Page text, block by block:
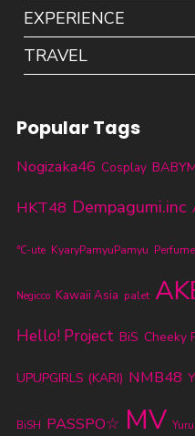
EXPERIENCE
TRAVEL
Popular Tags
Nogizaka46 Cosplay
HKT48 Dempagumi.inc
℃-ute KyaryPamyuPamyu Perfume
Negicco Kawaii Asia palet
Hello! Project BiS Cheeky
UPUPGIRLS (KARI) NMB48
BiSH PASSPO☆ MV